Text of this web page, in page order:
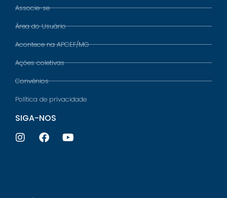
Associe-se
Área do Usuário
Acontece na APCEF/MG
Ações coletivas
Convênios
Política de privacidade
SIGA-NOS